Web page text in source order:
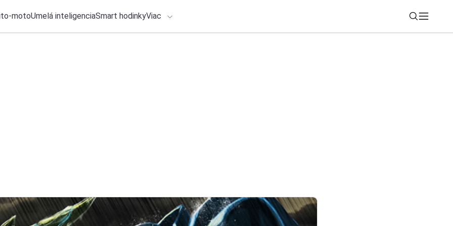
motoUmelá inteligenciaSmart hodinkyViac